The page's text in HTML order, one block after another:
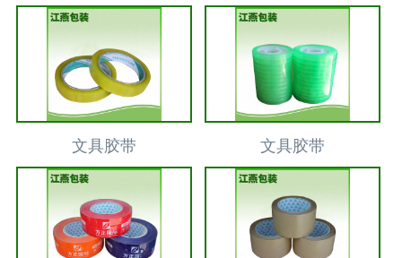
文具胶带 文具胶带